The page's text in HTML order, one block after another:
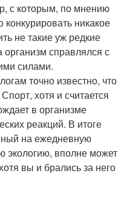
с которым, по мнению
никакое
не такие уж редкие
организм справлялся с
силами.
точно известно, что
хотя и считается
в организме
реакций. В итоге
на ежедневную
экологию, вполне может
вы и брались за него